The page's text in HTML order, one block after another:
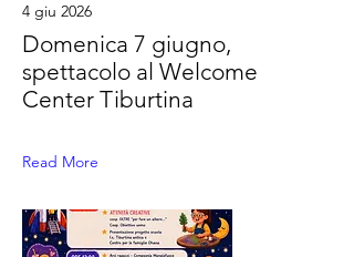
4 giu 2026
Domenica 7 giugno,
spettacolo al Welcome
Center Tiburtina
Read More